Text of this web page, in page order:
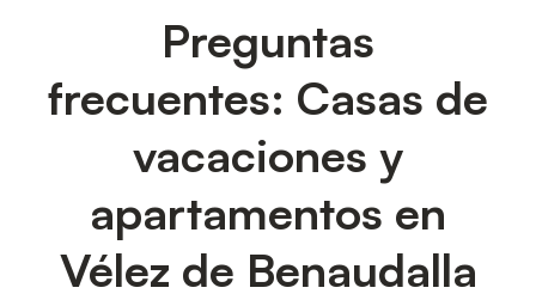
Preguntas
frecuentes: Casas de
vacaciones y
apartamentos en
Vélez de Benaudalla